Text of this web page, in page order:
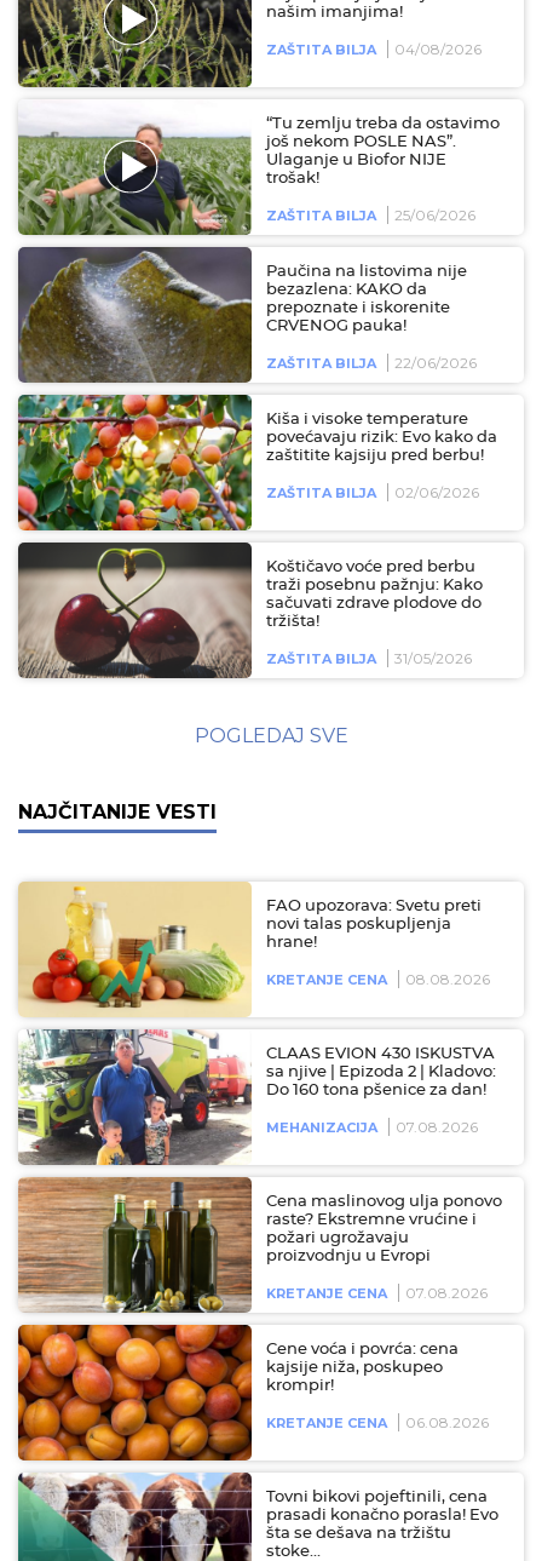
našim imanjima!
ZAŠTITA BILJA 04/08/2026
“Tu zemlju treba da ostavimo
još nekom POSLE NAS”.
Ulaganje u Biofor NIJE
trošak!
ZAŠTITA BILJA 25/06/2026
Paučina na listovima nije
bezazlena: KAKO da
prepoznate i iskorenite
CRVENOG pauka!
ZAŠTITA BILJA 22/06/2026
Kiša i visoke temperature
povećavaju rizik: Evo kako da
zaštitite kajsiju pred berbu!
ZAŠTITA BILJA 02/06/2026
Koštičavo voće pred berbu
traži posebnu pažnju: Kako
sačuvati zdrave plodove do
tržišta!
ZAŠTITA BILJA 31/05/2026
POGLEDAJ SVE
NAJČITANIJE VESTI
FAO upozorava: Svetu preti
novi talas poskupljenja
hrane!
KRETANJE CENA 08.08.2026
CLAAS EVION 430 ISKUSTVA
sa njive | Epizoda 2 | Kladovo:
Do 160 tona pšenice za dan!
MEHANIZACIJA 07.08.2026
Cena maslinovog ulja ponovo
raste? Ekstremne vrućine i
požari ugrožavaju
proizvodnju u Evropi
KRETANJE CENA 07.08.2026
Cene voća i povrća: cena
kajsije niža, poskupeo
krompir!
KRETANJE CENA 06.08.2026
Tovni bikovi pojeftinili, cena
prasadi konačno porasla! Evo
šta se dešava na tržištu
stoke…